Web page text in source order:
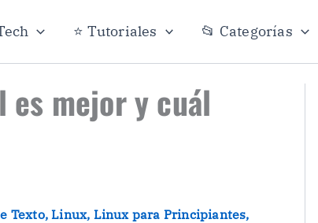
⭐ Tutoriales 📂 Categorías
es mejor y cuál
Texto,Linux, Linux para Principiantes,